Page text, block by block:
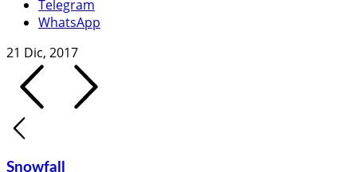
Telegram
WhatsApp
21 Dic, 2017
Snowfall